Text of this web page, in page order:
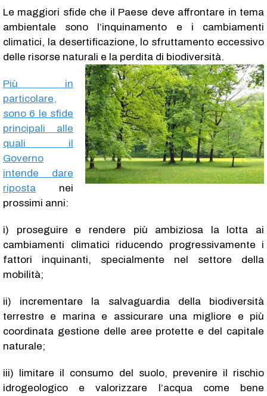
Le maggiori sfide che il Paese deve affrontare in tema
ambientale sono l’inquinamento e i cambiamenti
climatici, la desertificazione, lo sfruttamento eccessivo
delle risorse naturali e la perdita di biodiversità.
Più in
particolare,
sono 6 le sfide
principali alle
quali il
Governo
intende dare
riposta nei
prossimi anni:
i) proseguire e rendere più ambiziosa la lotta ai
cambiamenti climatici riducendo progressivamente i
fattori inquinanti, specialmente nel settore della
mobilità;
ii) incrementare la salvaguardia della biodiversità
terrestre e marina e assicurare una migliore e più
coordinata gestione delle aree protette e del capitale
naturale;
iii) limitare il consumo del suolo, prevenire il rischio
idrogeologico e valorizzare l’acqua come bene